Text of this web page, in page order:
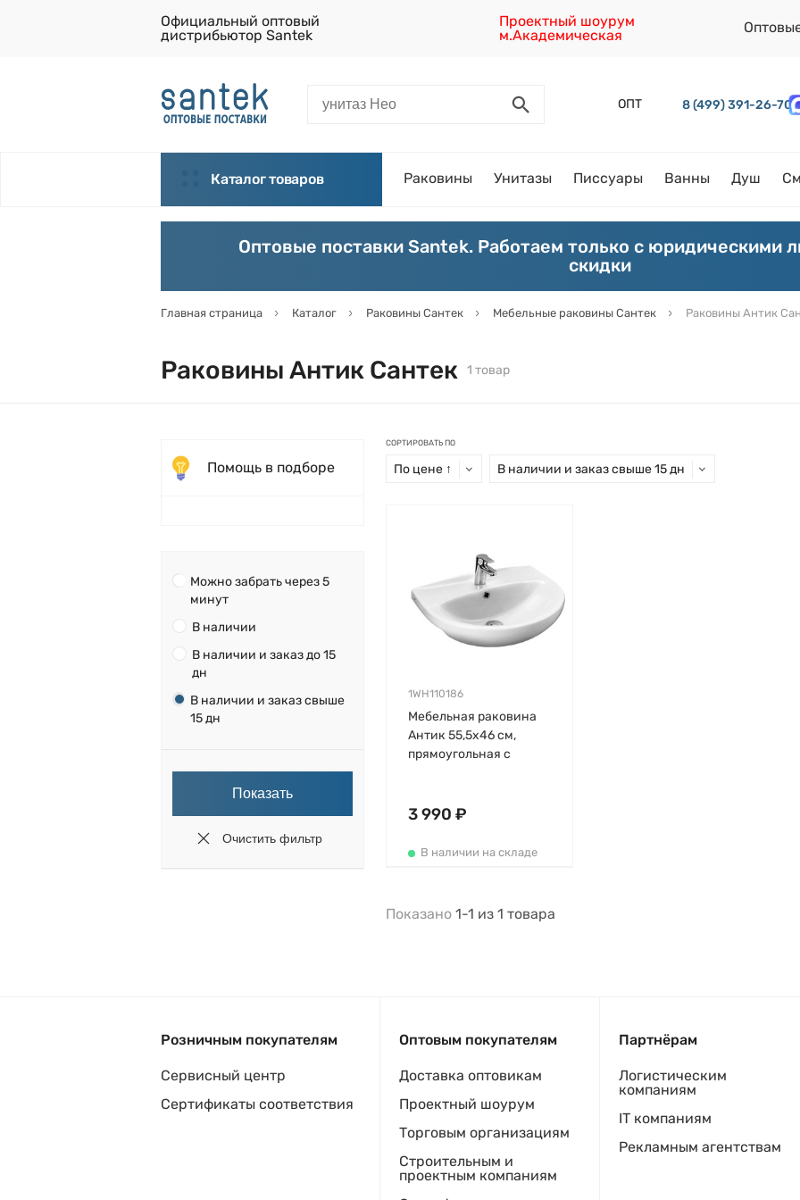
Официальный оптовый
дистрибьютор Santek
Проектный шоурум
м.Академическая
ОПТ 8 (499) 391-26-70
Каталог товаров Раковины Унитазы Писсуары Ванны Душ
Оптовые поставки Santek. Работаем только с юридическими
скидки
Главная страница Каталог Раковины Сантек Мебельные раковины Сантек Раковины Антик
Раковины Антик Сантек 1 товар
Помощь в подборе
Можно забрать через 5
минут
В наличии
В наличии и заказ до 15
дн
В наличии и заказ свыше
15 дн
СОРТИРОВАТЬ ПО
По цене ↑ В наличии и заказ свыше 15 дн
1WH110186
Мебельная раковина
Антик 55,5х46 см,
прямоугольная с
3 990 ₽
В наличии на складе
Показано 1-1 из 1 товара
Розничным покупателям
Сервисный центр
Сертификаты соответствия
Оптовым покупателям
Доставка оптовикам
Проектный шоурум
Торговым организациям
Строительным и
проектным компаниям
Партнёрам
Логистическим
компаниям
IT компаниям
Рекламным агентствам